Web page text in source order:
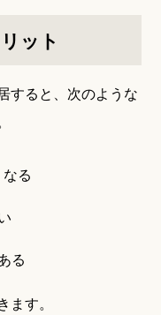
ット
すると、次のような
る
る
す。